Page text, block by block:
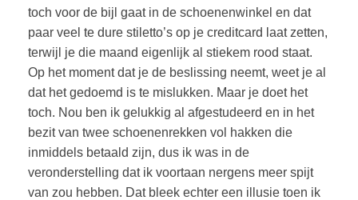
toch voor de bijl gaat in de schoenenwinkel en dat
paar veel te dure stiletto’s op je creditcard laat zetten,
terwijl je die maand eigenlijk al stiekem rood staat.
Op het moment dat je de beslissing neemt, weet je al
dat het gedoemd is te mislukken. Maar je doet het
toch. Nou ben ik gelukkig al afgestudeerd en in het
bezit van twee schoenenrekken vol hakken die
inmiddels betaald zijn, dus ik was in de
veronderstelling dat ik voortaan nergens meer spijt
van zou hebben. Dat bleek echter een illusie toen ik